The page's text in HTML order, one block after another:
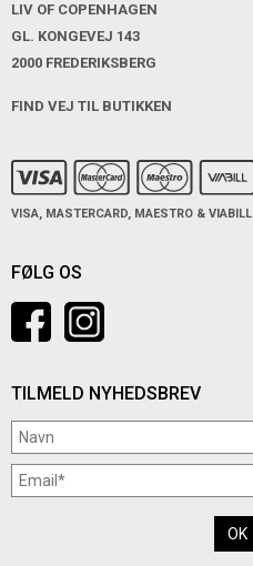
LIV OF COPENHAGEN
GL. KONGEVEJ 143
2000 FREDERIKSBERG
FIND VEJ TIL BUTIKKEN
TILMELD NYHEDSBREV
FØLG OS
VISA, MASTERCARD, MAESTRO & VIABILL